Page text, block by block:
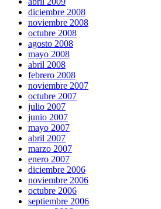
diciembre 2008
noviembre 2008
octubre 2008
agosto 2008
mayo 2008
abril 2008
febrero 2008
noviembre 2007
octubre 2007
julio 2007
junio 2007
mayo 2007
abril 2007
marzo 2007
enero 2007
diciembre 2006
noviembre 2006
octubre 2006
septiembre 2006